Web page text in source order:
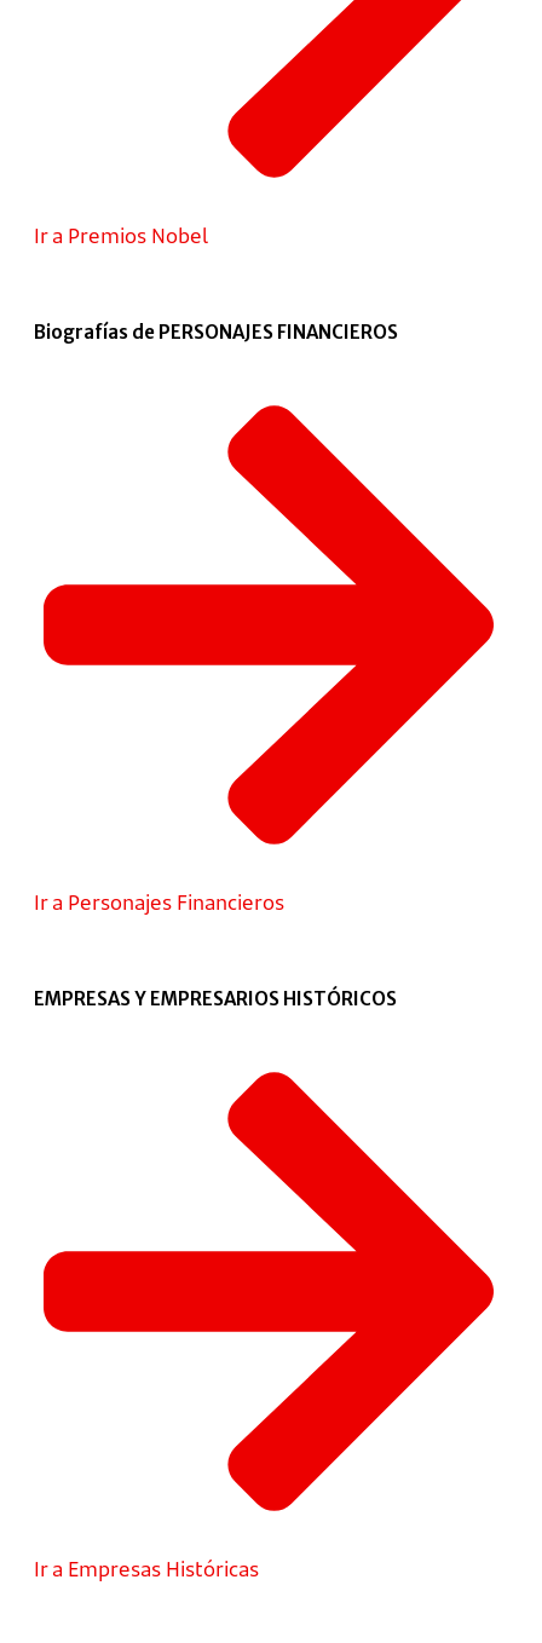
Ir a Premios Nobel
Biografías de PERSONAJES FINANCIEROS
Ir a Personajes Financieros
EMPRESAS Y EMPRESARIOS HISTÓRICOS
Ir a Empresas Históricas